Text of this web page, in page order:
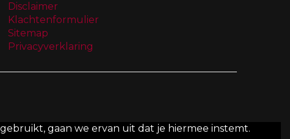
Disclaimer
Klachtenformulier
Sitemap
Privacyverklaring
gaan we ervan uit dat je hiermee instemt.